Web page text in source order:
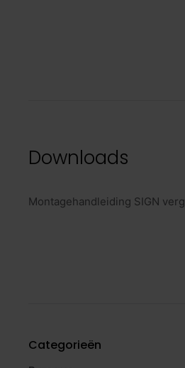
Downloads
Montagehandleiding SIGN
Categorieën